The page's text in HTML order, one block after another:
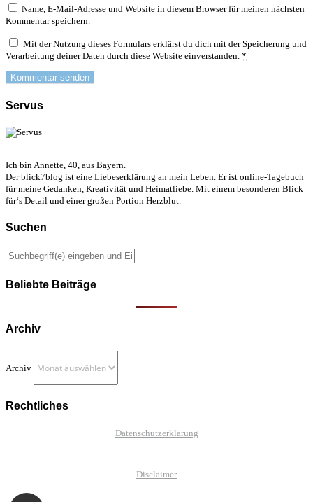
Name, E-Mail-Adresse und Website in diesem Browser für meinen nächsten
Kommentar speichern.
Mit der Nutzung dieses Formulars erklärst du dich mit der Speicherung und
Verarbeitung deiner Daten durch diese Website einverstanden. *
Servus
Ich bin Annette, 40, aus Bayern.
Der blick7blog ist eine Liebeserklärung an mein Leben. Er ist online-Tagebuch
für meine Gedanken, Kreativität und Heimatliebe. Mit einem besonderen Blick
für‘s Detail und einer großen Portion Herzblut.
Suchen
Beliebte Beiträge
Archiv
Archiv
Rechtliches
Datenschutzerklärung
Disclaimer